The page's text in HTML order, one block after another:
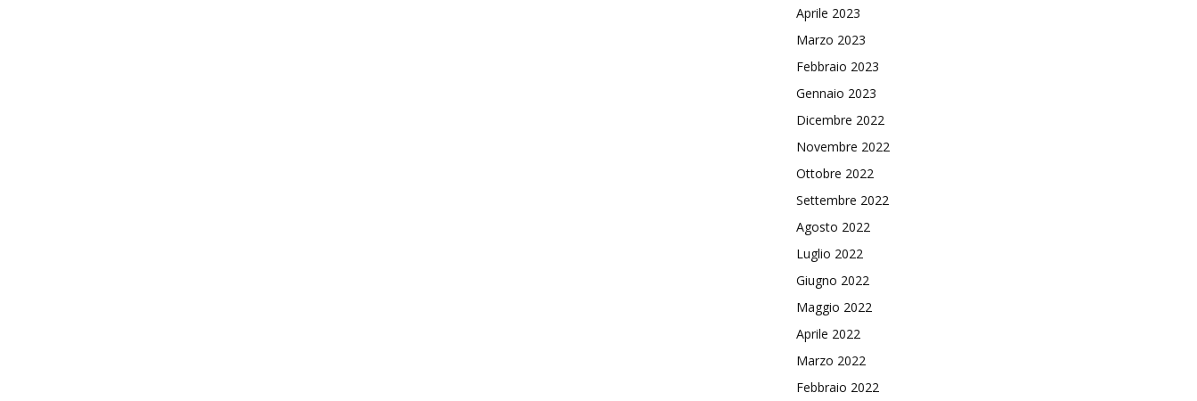
Aprile 2023
Marzo 2023
Febbraio 2023
Gennaio 2023
Dicembre 2022
Novembre 2022
Ottobre 2022
Settembre 2022
Agosto 2022
Luglio 2022
Giugno 2022
Maggio 2022
Aprile 2022
Marzo 2022
Febbraio 2022